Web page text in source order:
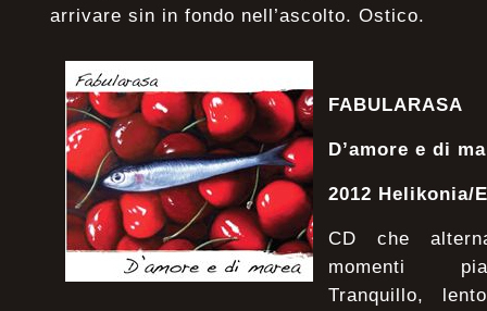
arrivare sin in fondo nell’ascolto. Ostico.
FABULARASA
D’amore e di
2012 Helikonia/
CD che
momenti
Tranquillo,